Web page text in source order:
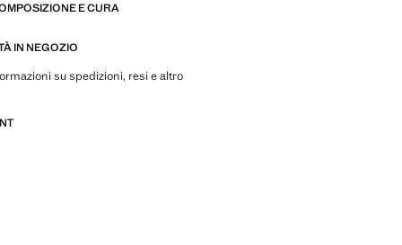
Dettaglio di piega stirata sul davanti
Made to last. Abbiamo rafforzato i
nostri capi. Progettati con un'attenta
E CURA
IN NEGOZIO
su spedizioni, resi e altro